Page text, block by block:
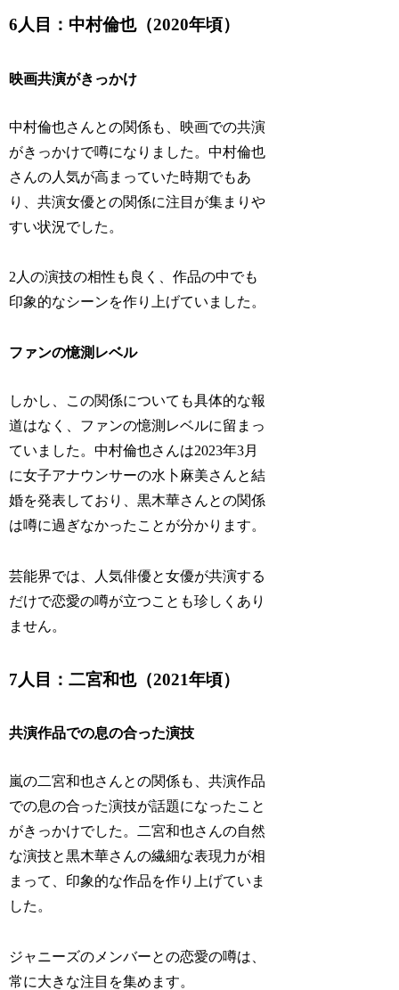
6人目：中村倫也（2020年頃）
映画共演がきっかけ
中村倫也さんとの関係も、映画での共演
がきっかけで噂になりました。中村倫也
さんの人気が高まっていた時期でもあ
り、共演女優との関係に注目が集まりや
すい状況でした。
2人の演技の相性も良く、作品の中でも
印象的なシーンを作り上げていました。
ファンの憶測レベル
しかし、この関係についても具体的な報
道はなく、ファンの憶測レベルに留まっ
ていました。中村倫也さんは2023年3月
に女子アナウンサーの水卜麻美さんと結
婚を発表しており、黒木華さんとの関係
は噂に過ぎなかったことが分かります。
芸能界では、人気俳優と女優が共演する
だけで恋愛の噂が立つことも珍しくあり
ません。
7人目：二宮和也（2021年頃）
共演作品での息の合った演技
嵐の二宮和也さんとの関係も、共演作品
での息の合った演技が話題になったこと
がきっかけでした。二宮和也さんの自然
な演技と黒木華さんの繊細な表現力が相
まって、印象的な作品を作り上げていま
した。
ジャニーズのメンバーとの恋愛の噂は、
常に大きな注目を集めます。